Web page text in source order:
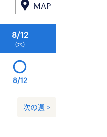
MAP
8/12
（水）
8/12
次の週 >